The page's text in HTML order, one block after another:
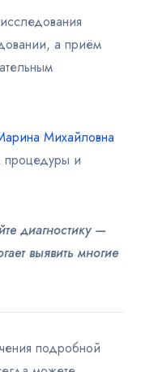
исследования
а приём
Михайловна
процедуры и
диагностику —
выявить многие
подробной